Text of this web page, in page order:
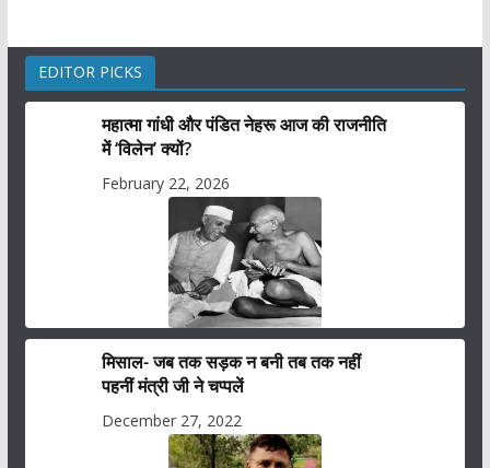
EDITOR PICKS
महात्मा गांधी और पंडित नेहरू आज की राजनीति
में ‘विलेन’ क्यों?
February 22, 2026
मिसाल- जब तक सड़क न बनी तब तक नहीं
पहनीं मंत्री जी ने चप्पलें
December 27, 2022